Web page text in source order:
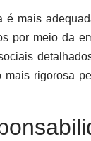
mais
por meio da
rigorosa